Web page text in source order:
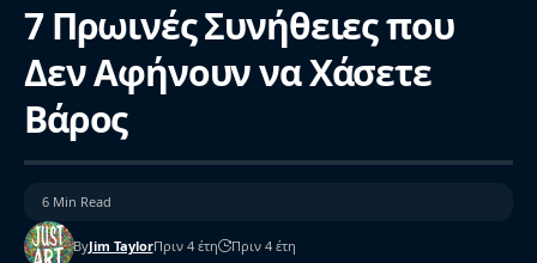
7 Πρωινές Συνήθειες που
Δεν Αφήνουν να Χάσετε
Βάρος
ByJim TaylorΠριν 4 έτη Πριν 4 έτη
6 Min Read